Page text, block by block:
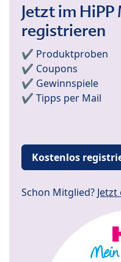
Jetzt im
registrieren
✔️ Produktproben
✔️ Coupons
✔️ Gewinnspiele
✔️ Tipps per Mail
Kostenlos
Schon Mitglied?